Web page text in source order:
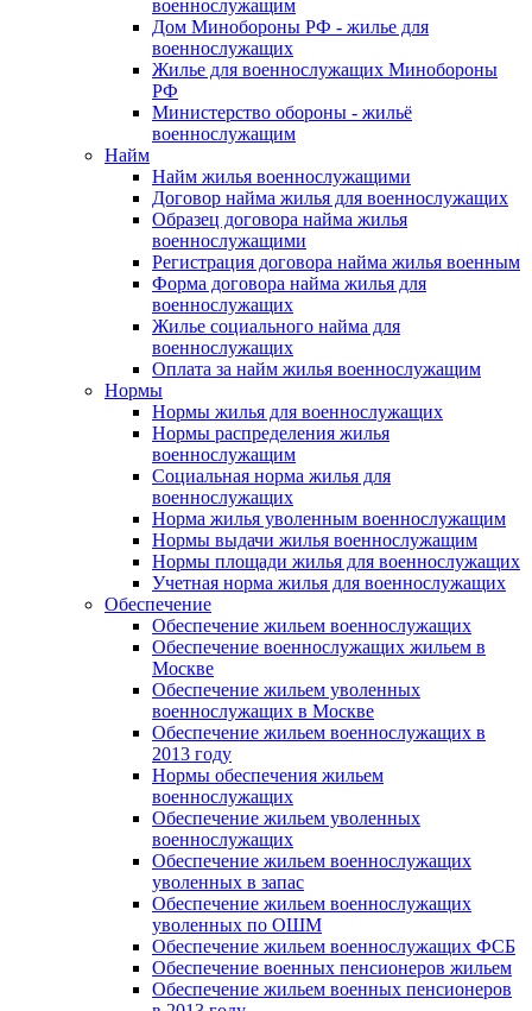
военнослужащим
Дом Минобороны РФ - жилье для
военнослужащих
Жилье для военнослужащих Минобороны
РФ
Министерство обороны - жильё
военнослужащим
Найм
Найм жилья военнослужащими
Договор найма жилья для военнослужащих
Образец договора найма жилья
военнослужащими
Регистрация договора найма жилья военным
Форма договора найма жилья для
военнослужащих
Жилье социального найма для
военнослужащих
Оплата за найм жилья военнослужащим
Нормы
Нормы жилья для военнослужащих
Нормы распределения жилья
военнослужащим
Социальная норма жилья для
военнослужащих
Норма жилья уволенным военнослужащим
Нормы выдачи жилья военнослужащим
Нормы площади жилья для военнослужащих
Учетная норма жилья для военнослужащих
Обеспечение
Обеспечение жильем военнослужащих
Обеспечение военнослужащих жильем в
Москве
Обеспечение жильем уволенных
военнослужащих в Москве
Обеспечение жильем военнослужащих в
2013 году
Нормы обеспечения жильем
военнослужащих
Обеспечение жильем уволенных
военнослужащих
Обеспечение жильем военнослужащих
уволенных в запас
Обеспечение жильем военнослужащих
уволенных по ОШМ
Обеспечение жильем военнослужащих ФСБ
Обеспечение военных пенсионеров жильем
Обеспечение жильем военных пенсионеров